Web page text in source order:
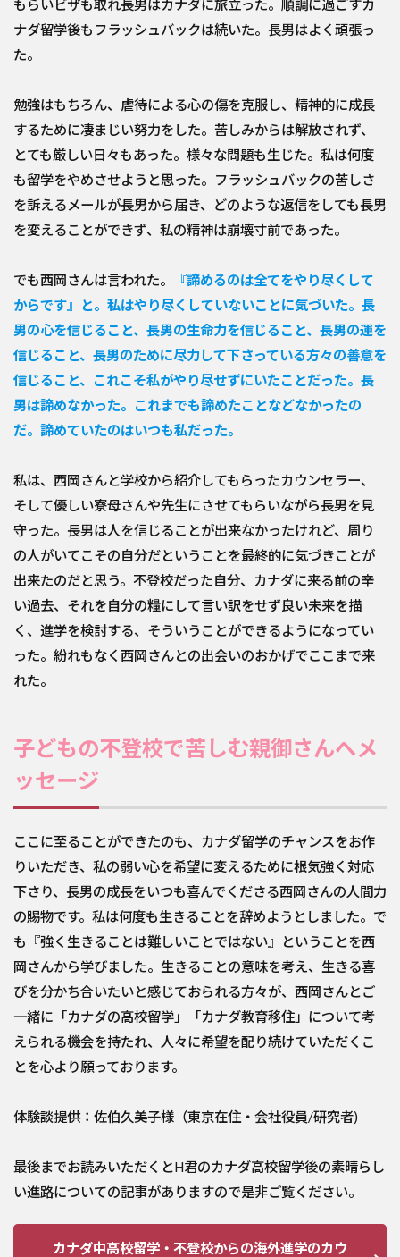
もらいビザも取れ長男はカナダに旅立った。順調に過ごすカ
ナダ留学後もフラッシュバックは続いた。長男はよく頑張っ
た。
勉強はもちろん、虐待による心の傷を克服し、精神的に成長
するために凄まじい努力をした。苦しみからは解放されず、
とても厳しい日々もあった。様々な問題も生じた。私は何度
も留学をやめさせようと思った。フラッシュバックの苦しさ
を訴えるメールが長男から届き、どのような返信をしても長男
を変えることができず、私の精神は崩壊寸前であった。
でも西岡さんは言われた。
『諦めるのは全てをやり尽くして
からです』と。私はやり尽くしていないことに気づいた。長
男の心を信じること、長男の生命力を信じること、長男の運を
信じること、長男のために尽力して下さっている方々の善意を
信じること、これこそ私がやり尽せずにいたことだった。長
男は諦めなかった。これまでも諦めたことなどなかったの
だ。諦めていたのはいつも私だった。
私は、西岡さんと学校から紹介してもらったカウンセラー、
そして優しい寮母さんや先生にさせてもらいながら長男を見
守った。長男は人を信じることが出来なかったけれど、周り
の人がいてこその自分だということを最終的に気づきことが
出来たのだと思う。不登校だった自分、カナダに来る前の辛
い過去、それを自分の糧にして言い訳をせず良い未来を描
く、進学を検討する、そういうことができるようになってい
った。紛れもなく西岡さんとの出会いのおかげでここまで来
れた。
子どもの不登校で苦しむ親御さんへメ
ッセージ
ここに至ることができたのも、カナダ留学のチャンスをお作
りいただき、私の弱い心を希望に変えるために根気強く対応
下さり、長男の成長をいつも喜んでくださる西岡さんの人間力
の賜物です。私は何度も生きることを辞めようとしました。で
も『強く生きることは難しいことではない』ということを西
岡さんから学びました。生きることの意味を考え、生きる喜
びを分かち合いたいと感じておられる方々が、西岡さんとご
一緒に「カナダの高校留学」「カナダ教育移住」について考
えられる機会を持たれ、人々に希望を配り続けていただくこ
とを心より願っております。
体験談提供：佐伯久美子様（東京在住・会社役員/研究者)
最後までお読みいただくとH君のカナダ高校留学後の素晴らし
い進路についての記事がありますので是非ご覧ください。
カナダ中高校留学・不登校からの海外進学のカウ